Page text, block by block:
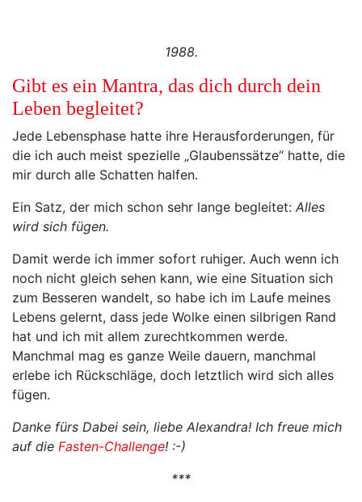
1988.
Gibt es ein Mantra, das dich durch dein
Leben begleitet?
Jede Lebensphase hatte ihre Herausforderungen, für
die ich auch meist spezielle „Glaubenssätze“ hatte, die
mir durch alle Schatten halfen.
Ein Satz, der mich schon sehr lange begleitet: Alles
wird sich fügen.
Damit werde ich immer sofort ruhiger. Auch wenn ich
noch nicht gleich sehen kann, wie eine Situation sich
zum Besseren wandelt, so habe ich im Laufe meines
Lebens gelernt, dass jede Wolke einen silbrigen Rand
hat und ich mit allem zurechtkommen werde.
Manchmal mag es ganze Weile dauern, manchmal
erlebe ich Rückschläge, doch letztlich wird sich alles
fügen.
Danke fürs Dabei sein, liebe Alexandra! Ich freue mich
auf die Fasten-Challenge! :-)
***